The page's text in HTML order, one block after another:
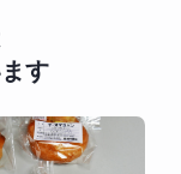
す